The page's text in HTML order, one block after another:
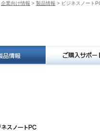
企業向け情報 > 製品情報 > ビジネスノート